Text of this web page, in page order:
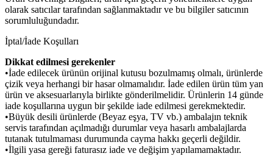
olarak satıcılar tarafından sağlanmaktadır ve bu bilgiler satıcının
sorumluluğundadır.
İptal/İade Koşulları
Dikkat edilmesi gerekenler
•İade edilecek ürünün orijinal kutusu bozulmamış olmalı, ürünlerde
çizik veya herhangi bir hasar olmamalıdır. İade edilen ürün tüm yan
ürün ve aksesuarlarıyla birlikte gönderilmelidir. Ürünlerin 14 günde
iade koşullarına uygun bir şekilde iade edilmesi gerekmektedir.
•Büyük desili ürünlerde (Beyaz eşya, TV vb.) ambalajın teknik
servis tarafından açılmadığı durumlar veya hasarlı ambalajlarda
tutanak tutulmaması durumunda cayma hakkı geçerli değildir.
•İlgili yasa gereği faturasız iade ve değişim yapılamamaktadır.